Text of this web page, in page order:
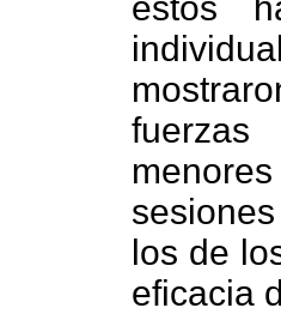
fuerzas
los de
eficacia